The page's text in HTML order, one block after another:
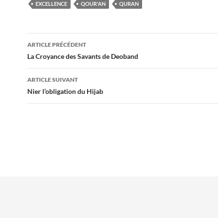
EXCELLENCE
QOUR'AN QURAN
Navigation
des
articles
ARTICLE PRÉCÉDENT
La Croyance des Savants de Deoband
ARTICLE SUIVANT
Nier l’obligation du Hijab